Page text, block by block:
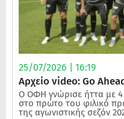
25/07/2026 | 16:19
Αρχείο video: Go
Ο ΟΦΗ γνώρισε ήττα με
στο πρώτο του φιλικό
της αγωνιστικής σεζόν